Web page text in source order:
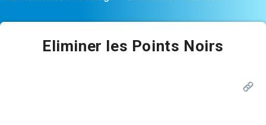
Eliminer les Points Noirs